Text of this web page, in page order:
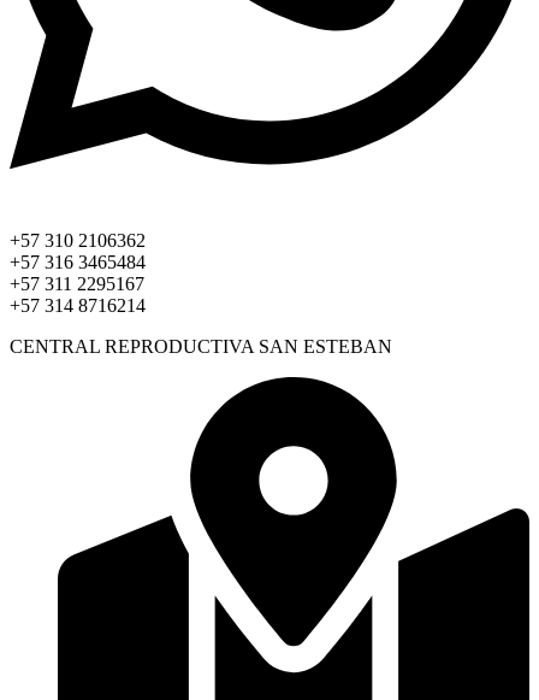
+57 310 2106362
+57 316 3465484
+57 311 2295167
+57 314 8716214
CENTRAL REPRODUCTIVA SAN ESTEBAN